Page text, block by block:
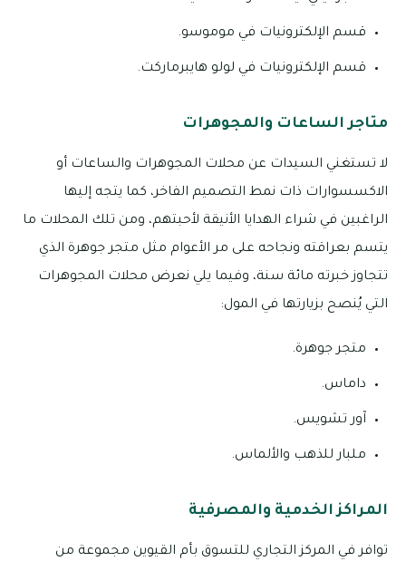
قسم الإلكترونيات في موموسو.
قسم الإلكترونيات في لولو هايبرماركت.
متاجر الساعات والمجوهرات
لا تستغني السيدات عن محلات المجوهرات والساعات أو
الاكسسوارات ذات نمط التصميم الفاخر، كما يتجه إليها
الراغبين في شراء الهدايا الأنيقة لأحبتهم، ومن تلك المحلات ما
يتسم بعراقته ونجاحه على مر الأعوام مثل متجر جوهرة الذي
تتجاوز خبرته مائة سنة، وفيما يلي نعرض محلات المجوهرات
التي يُنصح بزيارتها في المول:
متجر جوهرة.
داماس.
آور تشويس.
ملبار للذهب والألماس.
المراكز الخدمية والمصرفية
توافر في المركز التجاري للتسوق بأم القيوين مجموعة من